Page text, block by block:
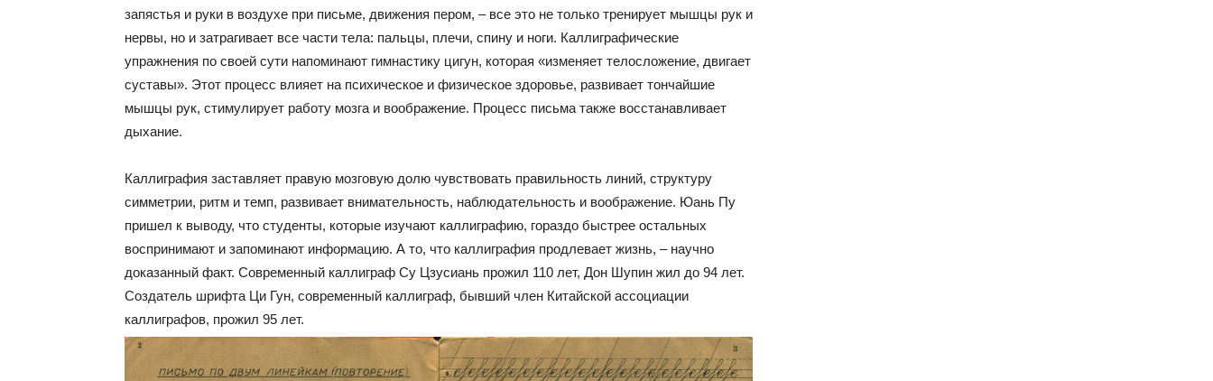
запястья и руки в воздухе при письме, движения пером, – все это не только тренирует мышцы рук и
нервы, но и затрагивает все части тела: пальцы, плечи, спину и ноги. Каллиграфические
упражнения по своей сути напоминают гимнастику цигун, которая «изменяет телосложение, двигает
суставы». Этот процесс влияет на психическое и физическое здоровье, развивает тончайшие
мышцы рук, стимулирует работу мозга и воображение. Процесс письма также восстанавливает
дыхание.
Каллиграфия заставляет правую мозговую долю чувствовать правильность линий, структуру
симметрии, ритм и темп, развивает внимательность, наблюдательность и воображение. Юань Пу
пришел к выводу, что студенты, которые изучают каллиграфию, гораздо быстрее остальных
воспринимают и запоминают информацию. А то, что каллиграфия продлевает жизнь, – научно
доказанный факт. Современный каллиграф Су Цзусиань прожил 110 лет, Дон Шупин жил до 94 лет.
Создатель шрифта Ци Гун, современный каллиграф, бывший член Китайской ассоциации
каллиграфов, прожил 95 лет.